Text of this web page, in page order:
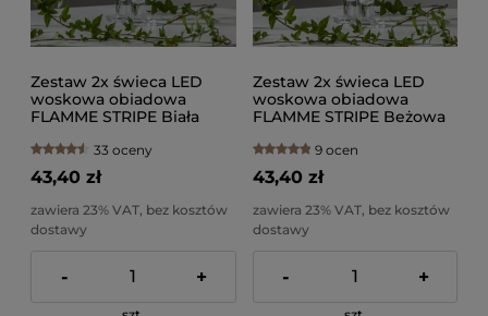
Zestaw 2x świeca LED
woskowa obiadowa
FLAMME STRIPE Biała
33 oceny
43,40 zł
zawiera 23% VAT, bez kosztów
dostawy
- +
Zestaw 2x świeca LED
woskowa obiadowa
FLAMME STRIPE Beżowa
9 ocen
43,40 zł
zawiera 23% VAT, bez kosztów
dostawy
- +